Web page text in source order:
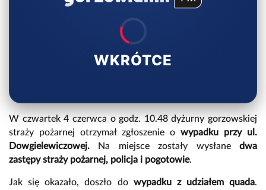
WKRÓTCE
W czwartek 4 czerwca o godz. 10.48 dyżurny gorzowskiej
straży pożarnej otrzymał zgłoszenie o wypadku przy ul.
Dowgielewiczowej. Na miejsce zostały wysłane dwa
zastępy straży pożarnej, policja i pogotowie.
Jak się okazało, doszło do wypadku z udziałem quada.